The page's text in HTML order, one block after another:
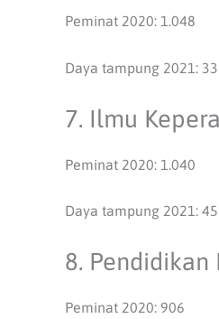
Peminat 2020: 1.048
Daya tampung 2021: 33
7. Ilmu
Peminat 2020: 1.040
Daya tampung 2021: 45
8. Pendidikan
Peminat 2020: 906